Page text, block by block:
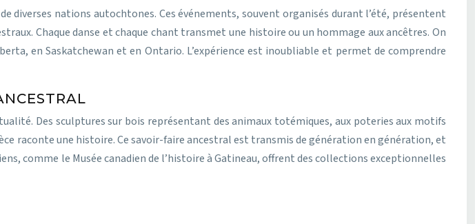
nations autochtones. Ces événements, souvent organisés durant l’été, présentent
Chaque danse et chaque chant transmet une histoire ou un hommage aux ancêtres. On
en Saskatchewan et en Ontario. L’expérience est inoubliable et permet de comprendre
Des sculptures sur bois représentant des animaux totémiques, aux poteries aux motifs
raconte une histoire. Ce savoir-faire ancestral est transmis de génération en génération, et
comme le Musée canadien de l’histoire à Gatineau, offrent des collections exceptionnelles